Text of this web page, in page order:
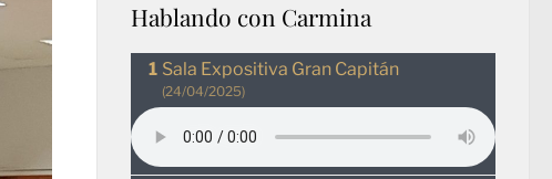
Hablando con Carmina
Sala Expositiva Gran Capitán
(24/04/2025)